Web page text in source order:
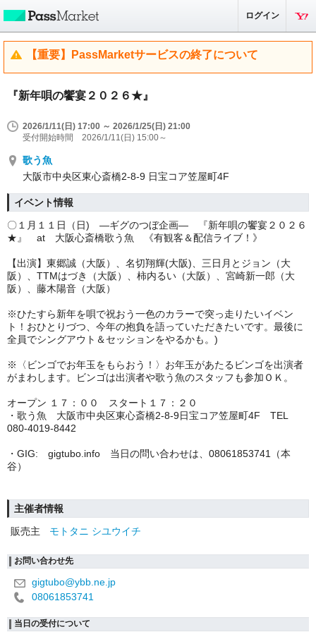
ログイン
【重要】PassMarketサービスの終了について
『新年唄の饗宴２０２６★』
2026/1/11(日) 17:00 ～ 2026/1/25(日) 21:00
受付開始時間 2026/1/11(日) 15:00～
歌う魚
大阪市中央区東心斎橋2-8-9 日宝コア笠屋町4F
イベント情報
〇１月１１日（日) —ギグのつぼ企画— 『新年唄の饗宴２０２６
★ 』 at 大阪心斎橋歌う魚 《有観客＆配信ライブ！》
【出演】東郷誠（大阪）、名切翔輝(大阪) 、三日月とジョン（大
阪）、 TTMはづき（大阪）、柿内るい（大阪）、宮崎新一郎（大
阪）、藤木陽音（大阪）
※ひたすら新年を唄で祝おう一色のカラーで突っ走りたいイベン
ト！おひとりづつ、今年の抱負を語っていただきたいです。最後に
全員でシングアウト＆セッションをやるかも。 )
※〈ビンゴでお年玉をもらおう！〉お年玉があたるビンゴを出演者
がまわします。ビンゴは出演者や歌う魚のスタッフも参加ＯＫ。
オープン １７：００ スタート１７：２０
・歌う魚 大阪市中央区東心斎橋2-8-9日宝コア笠屋町4F
TEL
080-4019-8442
・ GIG: gigtubo.info 当日の問い合わせは、 08061853741
（本
谷）
主催者情報
販売主
モトタニ シユウイチ
お問い合わせ先
gigtubo@ybb.ne.jp
08061853741
当日の受付について